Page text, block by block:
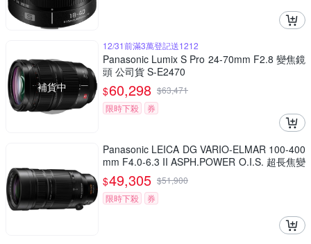
補貨中
12/31前滿3萬登記送1212
Panasonic Lumix S Pro 24-70mm F2.8 變焦鏡
頭 公司貨 S-E2470
$60,298 $63,471
限時下殺
券
Panasonic LEICA DG VARIO-ELMAR 100-400
mm F4.0-6.3 II ASPH.POWER O.I.S. 超長焦變
焦鏡頭 公司貨 H-RSA100400G
$49,305 $51,900
限時下殺
券